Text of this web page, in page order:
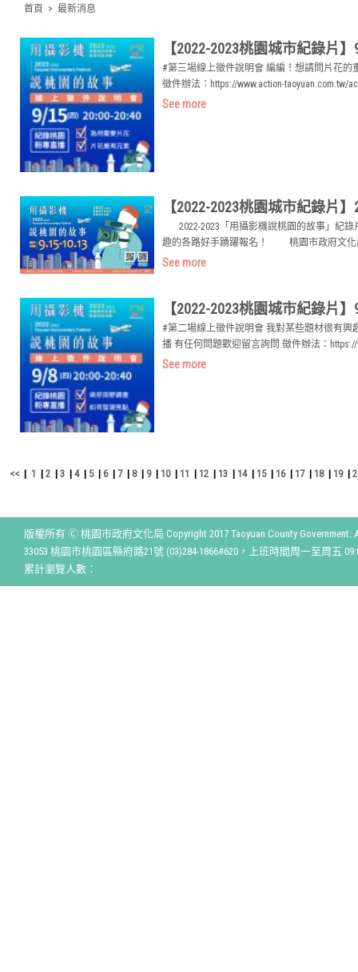
首頁 > 最新消息
【2022-2023桃園城市紀錄片
#第三場線上徵件說明會 編編！想請問片花的
徵件辦法：https://www.action-taoyuan.com.tw/
See more
【2022-2023桃園城市紀錄片
2022-2023「用攝影機說桃園的故事」紀錄
趣的各路好手踴躍報名！ 桃園市政府文化
See more
【2022-2023桃園城市紀錄片
#第二場線上徵件說明會 我對某些題材很有興
播 有任何問題歡迎留言詢問 徵件辦法：https://
See more
<< | 1 | 2 | 3 | 4 | 5 | 6 | 7 | 8 | 9 | 10 | 11 | 12 | 13 | 14 | 15 | 16 | 17 | 18 | 19 |
版權所有 Ⓒ 桃園市政府文化局 Copyright 2017 Taoyuan County Government.
33053 桃園市桃園區縣府路21號 (03)284-1866#620，上班時間周一至周五
累計瀏覽人數：